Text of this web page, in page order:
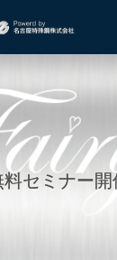
料セミナー